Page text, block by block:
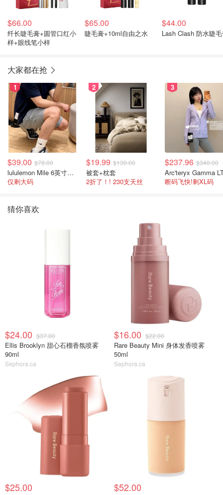
$66.00
纤长睫毛膏+圆管口红小
样+眼线笔小样
$65.00
睫毛膏+10ml自由之水
$44.00
Lash Clash 防水睫
大家都在抢
1
$39.00 $78.00
lululemon Mile 6英寸男士短裤
仅剩大码
2
$19.99 $130.00
被套+枕套
2折了！! 230支天丝
3
$237.96 $340.00
断码飞快!剩XL码
猜你喜欢
$24.00 $37.00
Ellis Brooklyn 甜心石榴香氛喷雾
90ml
Sephora.ca
$16.00 $22.00
Rare Beauty Mini 身体发香喷雾
50ml
Sephora.ca
$25.00 $52.00